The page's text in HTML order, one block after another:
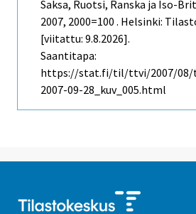
Saksa, Ruotsi, Ranska ja Iso-
2007, 2000=100 . Helsinki:
[viitattu: 9.8.2026].
Saantitapa:
https://stat.fi/til/ttvi/2007/08/
2007-09-28_kuv_005.html